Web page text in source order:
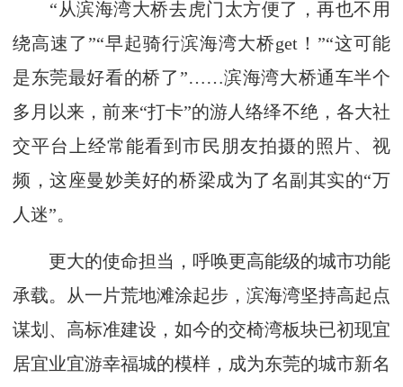
“从滨海湾大桥去虎门太方便了，再也不用
绕高速了”“早起骑行滨海湾大桥get！”“这可能
是东莞最好看的桥了”……滨海湾大桥通车半个
多月以来，前来“打卡”的游人络绎不绝，各大社
交平台上经常能看到市民朋友拍摄的照片、视
频，这座曼妙美好的桥梁成为了名副其实的“万
人迷”。
更大的使命担当，呼唤更高能级的城市功能
承载。从一片荒地滩涂起步，滨海湾坚持高起点
谋划、高标准建设，如今的交椅湾板块已初现宜
居宜业宜游幸福城的模样，成为东莞的城市新名